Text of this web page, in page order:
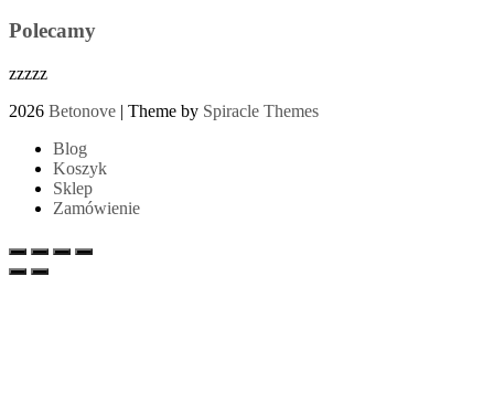
Polecamy
zzzzz
2026 Betonove | Theme by Spiracle Themes
Blog
Koszyk
Sklep
Zamówienie